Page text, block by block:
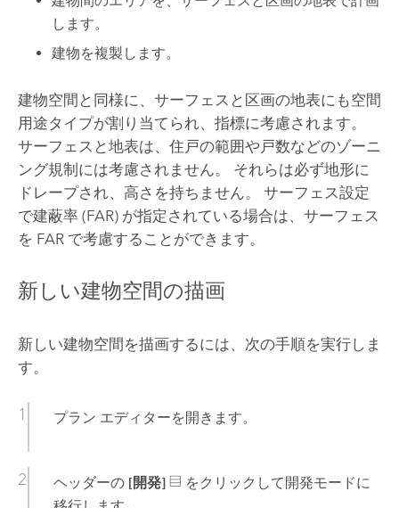
します。
建物を複製します。
建物空間と同様に、サーフェスと区画の地表にも空間
用途タイプが割り当てられ、指標に考慮されます。
サーフェスと地表は、住戸の範囲や戸数などのゾーニ
ング規制には考慮されません。 それらは必ず地形に
ドレープされ、高さを持ちません。 サーフェス設定
で建蔽率 (FAR) が指定されている場合は、サーフェス
を FAR で考慮することができます。
新しい建物空間の描画
新しい建物空間を描画するには、次の手順を実行しま
す。
プラン エディターを開きます。
ヘッダーの [開発]
をクリックして開発モードに